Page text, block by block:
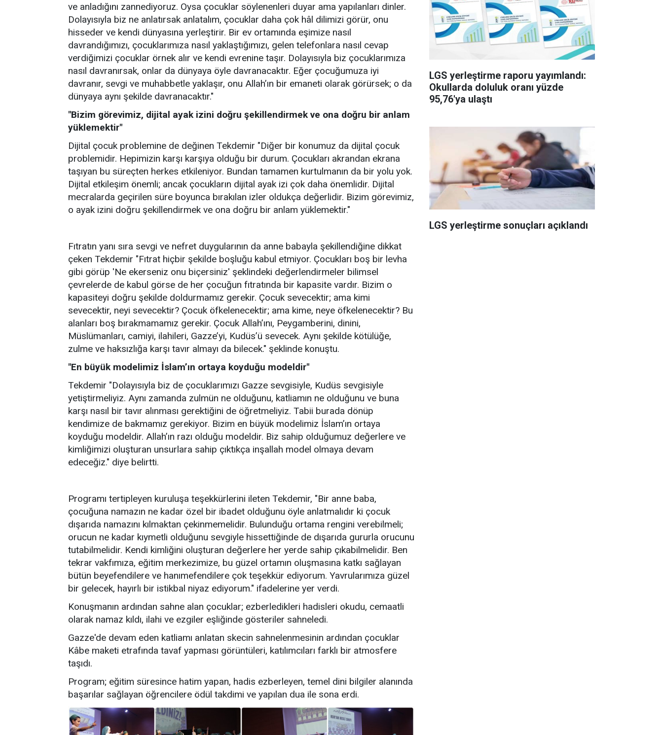
ve anladığını zannediyoruz. Oysa çocuklar söylenenleri duyar ama yapılanları dinler.
Dolayısıyla biz ne anlatırsak anlatalım, çocuklar daha çok hâl dilimizi görür, onu
hisseder ve kendi dünyasına yerleştirir. Bir ev ortamında eşimize nasıl
davrandığımızı, çocuklarımıza nasıl yaklaştığımızı, gelen telefonlara nasıl cevap
verdiğimizi çocuklar örnek alır ve kendi evrenine taşır. Dolayısıyla biz çocuklarımıza
nasıl davranırsak, onlar da dünyaya öyle davranacaktır. Eğer çocuğumuza iyi
davranır, sevgi ve muhabbetle yaklaşır, onu Allah’ın bir emaneti olarak görürsek; o da
dünyaya aynı şekilde davranacaktır."
"Bizim görevimiz, dijital ayak izini doğru şekillendirmek ve ona doğru bir anlam
yüklemektir"
Dijital çocuk problemine de değinen Tekdemir "Diğer bir konumuz da dijital çocuk
problemidir. Hepimizin karşı karşıya olduğu bir durum. Çocukları akrandan ekrana
taşıyan bu süreçten herkes etkileniyor. Bundan tamamen kurtulmanın da bir yolu yok.
Dijital etkileşim önemli; ancak çocukların dijital ayak izi çok daha önemlidir. Dijital
mecralarda geçirilen süre boyunca bırakılan izler oldukça değerlidir. Bizim görevimiz,
o ayak izini doğru şekillendirmek ve ona doğru bir anlam yüklemektir."
Fıtratın yanı sıra sevgi ve nefret duygularının da anne babayla şekillendiğine dikkat
çeken Tekdemir "Fıtrat hiçbir şekilde boşluğu kabul etmiyor. Çocukları boş bir levha
gibi görüp 'Ne ekerseniz onu biçersiniz' şeklindeki değerlendirmeler bilimsel
çevrelerde de kabul görse de her çocuğun fıtratında bir kapasite vardır. Bizim o
kapasiteyi doğru şekilde doldurmamız gerekir. Çocuk sevecektir; ama kimi
sevecektir, neyi sevecektir? Çocuk öfkelenecektir; ama kime, neye öfkelenecektir? Bu
alanları boş bırakmamamız gerekir. Çocuk Allah’ını, Peygamberini, dinini,
Müslümanları, camiyi, ilahileri, Gazze’yi, Kudüs’ü sevecek. Aynı şekilde kötülüğe,
zulme ve haksızlığa karşı tavır almayı da bilecek." şeklinde konuştu.
"En büyük modelimiz İslam’ın ortaya koyduğu modeldir"
Tekdemir "Dolayısıyla biz de çocuklarımızı Gazze sevgisiyle, Kudüs sevgisiyle
yetiştirmeliyiz. Aynı zamanda zulmün ne olduğunu, katliamın ne olduğunu ve buna
karşı nasıl bir tavır alınması gerektiğini de öğretmeliyiz. Tabii burada dönüp
kendimize de bakmamız gerekiyor. Bizim en büyük modelimiz İslam’ın ortaya
koyduğu modeldir. Allah’ın razı olduğu modeldir. Biz sahip olduğumuz değerlere ve
kimliğimizi oluşturan unsurlara sahip çıktıkça inşallah model olmaya devam
edeceğiz." diye belirtti.
Programı tertipleyen kuruluşa teşekkürlerini ileten Tekdemir, "Bir anne baba,
çocuğuna namazın ne kadar özel bir ibadet olduğunu öyle anlatmalıdır ki çocuk
dışarıda namazını kılmaktan çekinmemelidir. Bulunduğu ortama rengini verebilmeli;
orucun ne kadar kıymetli olduğunu sevgiyle hissettiğinde de dışarıda gururla orucunu
tutabilmelidir. Kendi kimliğini oluşturan değerlere her yerde sahip çıkabilmelidir. Ben
tekrar vakfımıza, eğitim merkezimize, bu güzel ortamın oluşmasına katkı sağlayan
bütün beyefendilere ve hanımefendilere çok teşekkür ediyorum. Yavrularımıza güzel
bir gelecek, hayırlı bir istikbal niyaz ediyorum." ifadelerine yer verdi.
Konuşmanın ardından sahne alan çocuklar; ezberledikleri hadisleri okudu, cemaatli
olarak namaz kıldı, ilahi ve ezgiler eşliğinde gösteriler sahneledi.
Gazze'de devam eden katliamı anlatan skecin sahnelenmesinin ardından çocuklar
Kâbe maketi etrafında tavaf yapması görüntüleri, katılımcıları farklı bir atmosfere
taşıdı.
Program; eğitim süresince hatim yapan, hadis ezberleyen, temel dini bilgiler alanında
başarılar sağlayan öğrencilere ödül takdimi ve yapılan dua ile sona erdi.
LGS yerleştirme raporu yayımlandı:
Okullarda doluluk oranı yüzde
95,76'ya ulaştı
LGS yerleştirme sonuçları açıklandı